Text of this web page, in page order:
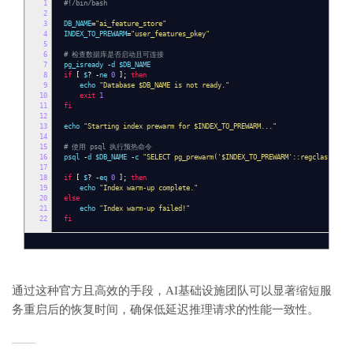
1
2
3
4
5
6
7
8
9
10
11
12
13
14
15
16
17
18
19
20
21
22
#!/bin/bash
DB_NAME="ai_feature_store"
INDEX_TO_PREWARM="user_features_pkey"
# 检查数据库是否启动且可连接
pg_isready -d $DB_NAME
if
[ $? -ne 0 ]; then
echo "Database $DB_NAME is not ready."
exit 1
fi
echo "Starting index prewarm for $INDEX_TO_PREWARM..."
# 使用 psql 执行预热命令
psql -d $DB_NAME - c "SELECT pg_prewarm('$INDEX_TO_PREWARM'::regclass,
if [ $? -eq 0 ]; then
echo "Index warm-up complete."
else
echo "Index warm-up failed!"
fi
通过这种官方且高效的手段，AI基础设施团队可以显著缩短服
务重启后的恢复时间，确保低延迟推理请求的性能一致性。